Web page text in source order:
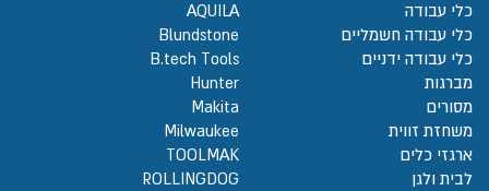
כלי עבודה
כלי עבודה חשמליים
כלי עבודה ידניים
מברגות
מסורים
משחזת זווית
ארגזי כלים
לבית ולגן
AQUILA
Blundstone
B.tech Tools
Hunter
Makita
Milwaukee
TOOLMAK
ROLLINGDOG